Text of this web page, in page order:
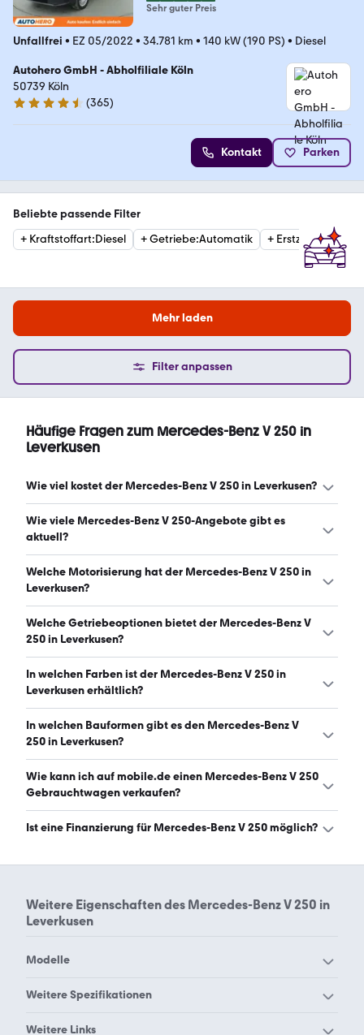
Sehr guter Preis
Unfallfrei • EZ 05/2022 • 34.781 km • 140 kW (190 PS) • Diesel
Autohero GmbH - Abholfiliale Köln
50739 Köln
4.6 Sterne
(365)
Kontakt Parken
Beliebte passende Filter
+ Kraftstoffart:Diesel +Getriebe:Automatik + Erstzulassung
Mehr laden
Filter anpassen
Häufige Fragen zum Mercedes-Benz V 250 in
Leverkusen
Wie viel kostet der Mercedes-Benz V 250 in Leverkusen?
Ein guter Preis für einen Mercedes-Benz V 250 in
Leverkusen liegt zwischen 47.327 € und 65.835 €. (Stand:
Wie viele Mercedes-Benz V 250-Angebote gibt es
aktuell?
Es gibt insgesamt 76 Mercedes-Benz V 250 bei mobile.de,
davon 76 Gebraucht- und 0 Neuwagen. (Stand: 6.8.2026)
Welche Motorisierung hat der Mercedes-Benz V 250 in
Leverkusen?
Der Mercedes-Benz V 250 in Leverkusen hat Leistungen
zwischen 190 und 190 PS. (Stand: 6.8.2026)
Welche Getriebeoptionen bietet der Mercedes-Benz V
250 in Leverkusen?
Der Mercedes-Benz V 250 in Leverkusen ist mit
automatischem Getriebe erhältlich. (Stand: 6.8.2026)
In welchen Farben ist der Mercedes-Benz V 250 in
Leverkusen erhältlich?
Den Mercedes-Benz V 250 in Leverkusen gibt es in
folgenden Farben: schwarz, grau, weiß, silber, blau und
In welchen Bauformen gibt es den Mercedes-Benz V
250 in Leverkusen?
Den Mercedes-Benz V 250 in Leverkusen gibt es in
folgenden Bauformen: Van. (Stand: 6.8.2026)
Wie kann ich auf mobile.de einen Mercedes-Benz V 250
Gebrauchtwagen verkaufen?
Alle Informationen zum Verkauf an mobile.de-
Ist eine Finanzierung für Mercedes-Benz V 250 möglich?
jeweiligen Angebotsseite berechnet werden.
Weitere Eigenschaften des Mercedes-Benz V 250 in
Leverkusen
Modelle
Mercedes-Benz 190
Weitere Spezifikationen
Mercedes-Benz V 250
Weitere Links